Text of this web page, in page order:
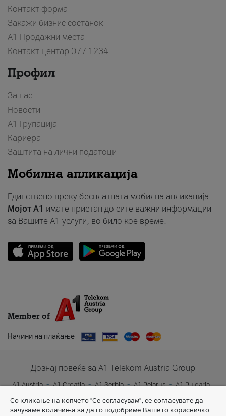
Контакт форма
Закажи бизнис состанок
A1 Продажни места
Контакт центар 077 1234
Профил
За нас
Новости
А1 Групација
Кариера
Заштита на лични податоци
Мобилна апликација
Единствено преку бесплатната мобилна апликација
Мојот A1 имате пристап до сите важни информации
за Вашите A1 услуги, во било кое време.
Member of
Начини на плаќање
Дознај повеќе за A1 Telekom Austria Group
A1 Austria A1 Croatia A1 Serbia A1 Belarus
A1 Bulgaria
A1 Slovenia
A1 Digital
Со кликање на копчето "Се согласувам", се согласувате да
зачуваме колачиња за да го подобриме Вашето корисничко